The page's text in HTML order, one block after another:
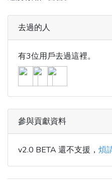
去過的人
有3位用戶去過這裡。
參與貢獻資料
v2.0 BETA 還不支援， 煩